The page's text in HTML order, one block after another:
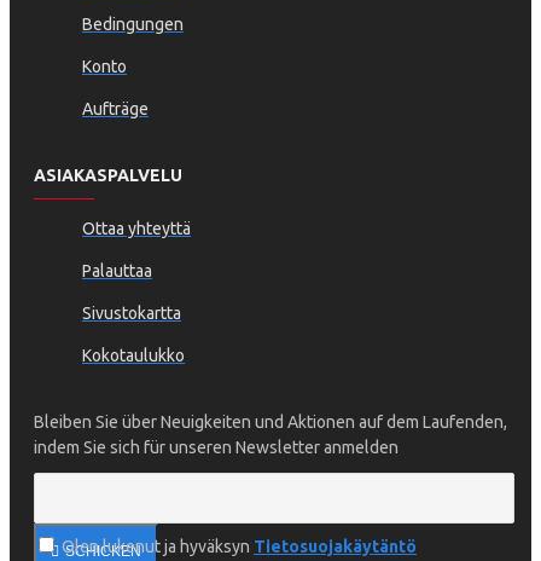
Bedingungen
Konto
Aufträge
ASIAKASPALVELU
Ottaa yhteyttä
Palauttaa
Sivustokartta
Kokotaulukko
Bleiben Sie über Neuigkeiten und Aktionen auf dem Laufenden,
indem Sie sich für unseren Newsletter anmelden
SCHICKEN
Olen lukenut ja hyväksyn Tietosuojakäytäntö